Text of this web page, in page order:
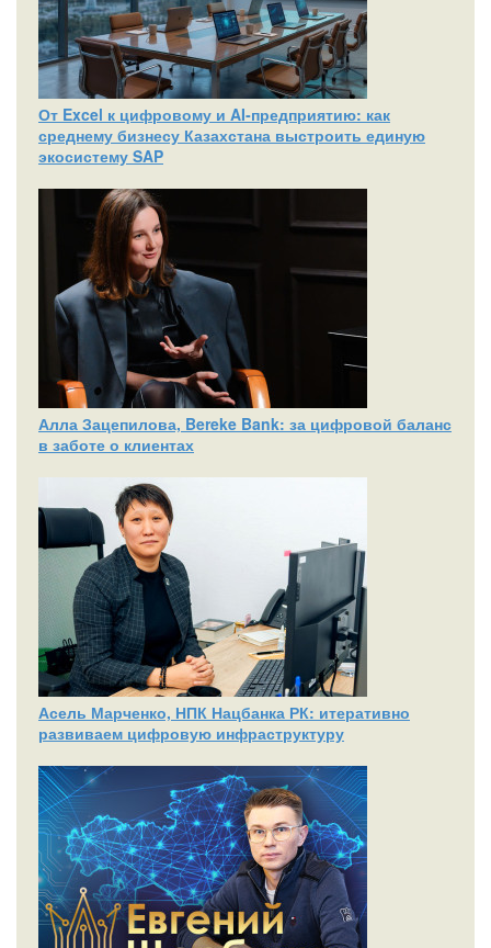
От Excel к цифровому и AI‑предприятию: как
среднему бизнесу Казахстана выстроить единую
экосистему SAP
Алла Зацепилова, Bereke Bank: за цифровой баланс
в заботе о клиентах
Асель Марченко, НПК Нацбанка РК: итеративно
развиваем цифровую инфраструктуру